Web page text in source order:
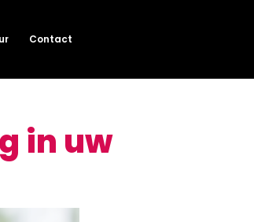
Contact
in uw